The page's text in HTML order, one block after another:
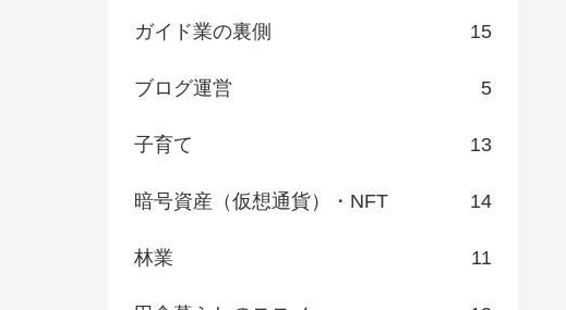
ガイド業の裏側 15
ブログ運営 5
子育て 13
暗号資産（仮想通貨）・NFT 14
林業 11